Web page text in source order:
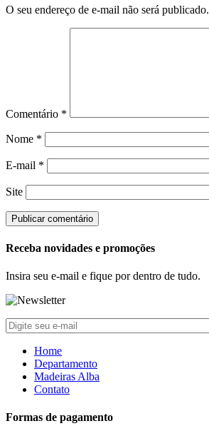
O seu endereço de e-mail não será publicado.
Comentário *
Nome *
E-mail *
Site
Receba novidades e promoções
Insira seu e-mail e fique por dentro de tudo.
Home
Departamento
Madeiras Alba
Contato
Formas de pagamento